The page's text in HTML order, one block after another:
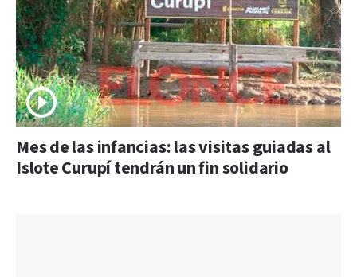
Mes de las infancias: las visitas guiadas al
Islote Curupí tendrán un fin solidario